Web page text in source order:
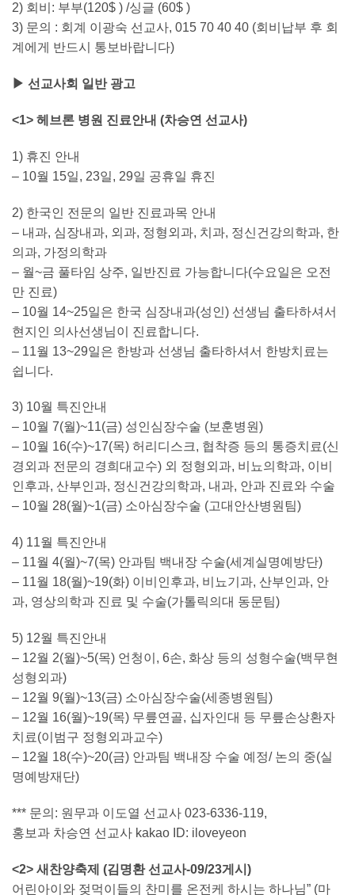
2) 회비: 부부(120$ ) /싱글 (60$ )
3) 문의 : 회계 이광숙 선교사, 015 70 40 40 (회비납부 후 회
계에게 반드시 통보바랍니다)
▶ 선교사회 일반 광고
<1> 헤브론 병원 진료안내 (차승연 선교사)
1) 휴진 안내
– 10월 15일, 23일, 29일 공휴일 휴진
2) 한국인 전문의 일반 진료과목 안내
– 내과, 심장내과, 외과, 정형외과, 치과, 정신건강의학과, 한
의과, 가정의학과
– 월~금 풀타임 상주, 일반진료 가능합니다(수요일은 오전
만 진료)
– 10월 14~25일은 한국 심장내과(성인) 선생님 출타하셔서
현지인 의사선생님이 진료합니다.
– 11월 13~29일은 한방과 선생님 출타하셔서 한방치료는
쉽니다.
3) 10월 특진안내
– 10월 7(월)~11(금) 성인심장수술 (보훈병원)
– 10월 16(수)~17(목) 허리디스크, 협착증 등의 통증치료(신
경외과 전문의 경희대교수) 외 정형외과, 비뇨의학과, 이비
인후과, 산부인과, 정신건강의학과, 내과, 안과 진료와 수술
– 10월 28(월)~1(금) 소아심장수술 (고대안산병원팀)
4) 11월 특진안내
– 11월 4(월)~7(목) 안과팀 백내장 수술(세계실명예방단)
– 11월 18(월)~19(화) 이비인후과, 비뇨기과, 산부인과, 안
과, 영상의학과 진료 및 수술(가톨릭의대 동문팀)
5) 12월 특진안내
– 12월 2(월)~5(목) 언청이, 6손, 화상 등의 성형수술(백무현
성형외과)
– 12월 9(월)~13(금) 소아심장수술(세종병원팀)
– 12월 16(월)~19(목) 무릎연골, 십자인대 등 무릎손상환자
치료(이범구 정형외과교수)
– 12월 18(수)~20(금) 안과팀 백내장 수술 예정/ 논의 중(실
명예방재단)
*** 문의: 원무과 이도열 선교사 023-6336-119,
홍보과 차승연 선교사 kakao ID: iloveyeon
<2> 새찬양축제 (김명환 선교사-09/23게시)
어린아이와 젖먹이들의 찬미를 온전케 하시는 하나님” (마